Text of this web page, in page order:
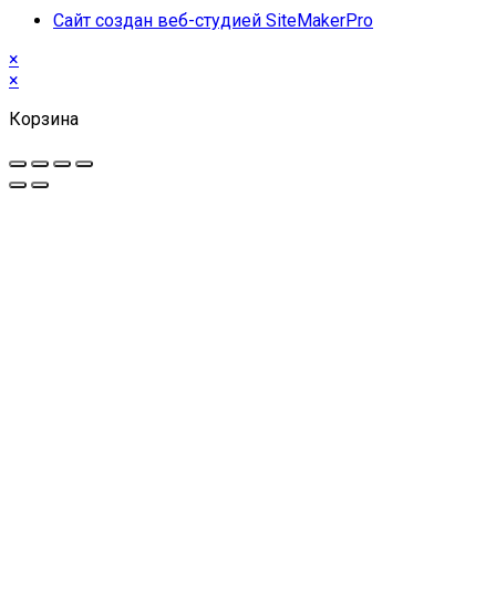
Сайт создан веб-студией SiteMakerPro
×
×
Корзина